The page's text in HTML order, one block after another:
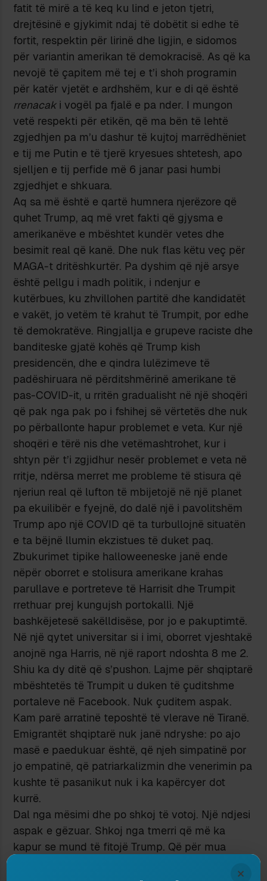
fatit të mirë a të keq ku lind e jeton tjetri,
drejtësinë e gjykimit ndaj të dobëtit si edhe të
fortit, respektin për lirinë dhe ligjin, e sidomos
për variantin amerikan të demokracisë. As që ka
nevojë të çapitem më tej e t’i shoh programin
për katër vjetët e ardhshëm, kur e di që është
rrenacaki vogël pa fjalë e pa nder. I mungon
vetë respekti për etikën, që ma bën të lehtë
zgjedhjen pa m’u dashur të kujtoj marrëdhëniet
e tij me Putin e të tjerë kryesues shtetesh, apo
sjelljen e tij perfide më 6 janar pasi humbi
zgjedhjet e shkuara.
Aq sa më është e qartë humnera njerëzore që
quhet Trump, aq më vret fakti që gjysma e
amerikanëve e mbështet kundër vetes dhe
besimit real që kanë. Dhe nuk flas këtu veç për
MAGA-t dritëshkurtër. Pa dyshim që një arsye
është pellgu i madh politik, i ndenjur e
kutërbues, ku zhvillohen partitë dhe kandidatët
e vakët, jo vetëm të krahut të Trumpit, por edhe
të demokratëve. Ringjallja e grupeve raciste dhe
banditeske gjatë kohës që Trump kish
presidencën, dhe e qindra lulëzimeve të
padëshiruara në përditshmërinë amerikane të
pas-COVID-it, u rritën gradualisht në një shoqëri
që pak nga pak po i fshihej së vërtetës dhe nuk
po përballonte hapur problemet e veta. Kur një
shoqëri e tërë nis dhe vetëmashtrohet, kur i
shtyn për t’i zgjidhur nesër problemet e veta në
rritje, ndërsa merret me probleme të stisura që
njeriun real që lufton të mbijetojë në një planet
pa ekuilibër e fyejnë, do dalë një i pavolitshëm
Trump apo një COVID që ta turbullojnë situatën
e ta bëjnë llumin ekzistues të duket paq.
Zbukurimet tipike halloweeneske janë ende
nëpër oborret e stolisura amerikane krahas
parullave e portreteve të Harrisit dhe Trumpit
rrethuar prej kungujsh portokallì. Një
bashkëjetesë sakëlldisëse, por jo e pakuptimtë.
Në një qytet universitar si i imi, oborret vjeshtakë
anojnë nga Harris, në një raport ndoshta 8 me 2.
Shiu ka dy ditë që s’pushon. Lajme për shqiptarë
mbështetës të Trumpit u duken të çuditshme
portaleve në Facebook. Nuk çuditem aspak.
Kam parë arratinë teposhtë të vlerave në Tiranë.
Emigrantët shqiptarë nuk janë ndryshe: po ajo
masë e paedukuar është, që njeh simpatinë por
jo empatinë, që patriarkalizmin dhe venerimin pa
kushte të pasanikut nuk i ka kapërcyer dot
kurrë.
Dal nga mësimi dhe po shkoj të votoj. Një ndjesi
aspak e gëzuar. Shkoj nga tmerri që më ka
kapur se mund të fitojë Trump. Që për mua
×